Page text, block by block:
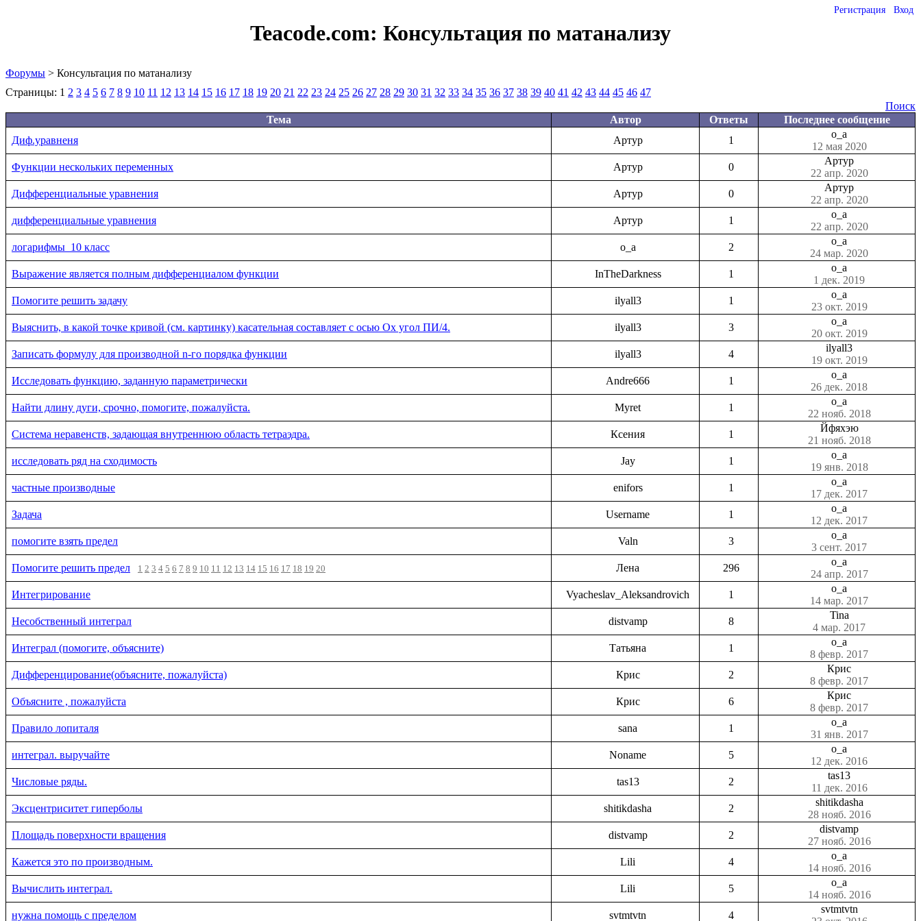
Регистрация Вход
Teacode.com: Консультация по матанализу
Форумы > Консультация по матанализу
Страницы: 1 2 3 4 5 6 7 8 9 10 11 12 13 14 15 16 17 18 19 20 21 22 23 24 25 26 27 28 29 30 31 32 33 34 35 36 37 38 39 40 41 42 43 44 45 46 47
Поиск
Тема
Автор Ответы
Последнее сообщение
Диф.уравненя
Артур 1
o_a
12 мая 2020
Функции нескольких переменных
Артур 0
Артур
22 апр. 2020
Дифференциальные уравнения
Артур 0
Артур
22 апр. 2020
дифференциальные уравнения
Артур 1
o_a
22 апр. 2020
логарифмы_10 класс
o_a 2
o_a
24 мар. 2020
Выражение является полным дифференциалом функции
InTheDarkness 1
o_a
1 дек. 2019
Помогите решить задачу
ilyall3 1
o_a
23 окт. 2019
Выяснить, в какой точке кривой (см. картинку) касательная составляет с осью Оx угол ПИ/4.
ilyall3 3
o_a
20 окт. 2019
Записать формулу для производной n-го порядка функции
ilyall3 4
ilyall3
19 окт. 2019
Исследовать функцию, заданную параметрически
Andre666 1
o_a
26 дек. 2018
Найти длину дуги, срочно, помогите, пожалуйста.
Myret 1
o_a
22 нояб. 2018
Система неравенств, задающая внутреннюю область тетраэдра.
Ксения 1
Йфяхэю
21 нояб. 2018
исследовать ряд на сходимость
Jay 1
o_a
19 янв. 2018
частные производные
enifors 1
o_a
17 дек. 2017
Задача
Username 1
o_a
12 дек. 2017
помогите взять предел
Valn 3
o_a
3 сент. 2017
Помогите решить предел
1 2 3 4 5 6 7 8 9 10 11 12 13 14 15 16 17 18 19 20 Лена 296
o_a
24 апр. 2017
Интегрирование
Vyacheslav_Aleksandrovich 1
o_a
14 мар. 2017
Несобственный интеграл
distvamp 8
Tina
4 мар. 2017
Интеграл (помогите, объясните)
Татьяна 1
o_a
8 февр. 2017
Дифференцирование(объясните, пожалуйста)
Крис 2
Крис
8 февр. 2017
Объясните , пожалуйста
Крис 6
Крис
8 февр. 2017
Правило лопиталя
sana 1
o_a
31 янв. 2017
интеграл. выручайте
Noname 5
o_a
12 дек. 2016
Числовые ряды.
tas13 2
tas13
11 дек. 2016
Эксцентриситет гиперболы
shitikdasha 2
shitikdasha
28 нояб. 2016
Площадь поверхности вращения
distvamp 2
distvamp
27 нояб. 2016
Кажется это по производным.
Lili 4
o_a
14 нояб. 2016
Вычислить интеграл.
Lili 5
o_a
14 нояб. 2016
нужна помощь с пределом
svtmtvtn 4
svtmtvtn